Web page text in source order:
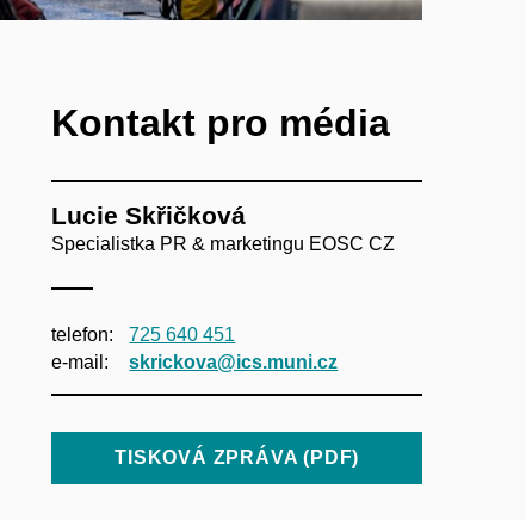
Kontakt pro média
Lucie Skřičková
Specialistka PR & marketingu EOSC CZ
telefon:
725 640 451
e‑mail:
skrickova@ics.muni.cz
TISKOVÁ ZPRÁVA (PDF)